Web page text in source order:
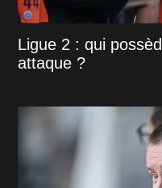
Ligue 2 : qui
attaque ?